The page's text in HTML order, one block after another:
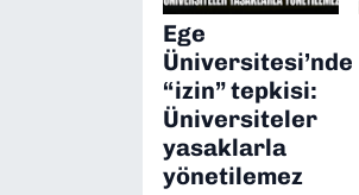
Ege
Üniversitesi’nde
“izin” tepkisi:
Üniversiteler
yasaklarla
yönetilemez